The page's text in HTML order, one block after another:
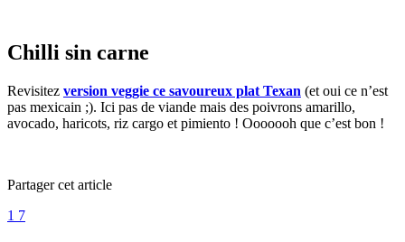
Chilli sin carne
Revisitez version veggie ce savoureux plat Texan (et oui ce n’est
pas mexicain ;). Ici pas de viande mais des poivrons amarillo,
avocado, haricots, riz cargo et pimiento ! Ooooooh que c’est bon !
Partager cet article
1 7